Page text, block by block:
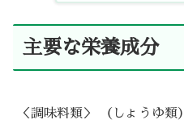
主要な栄養成分
＜調味料類＞ （しょうゆ